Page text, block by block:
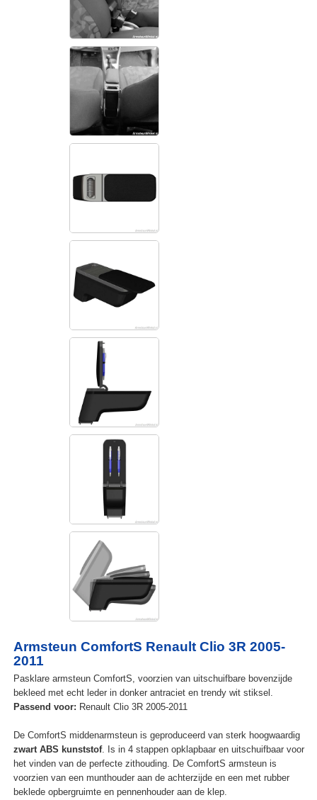
Armsteun ComfortS Renault Clio 3R 2005-
2011
Pasklare armsteun ComfortS, voorzien van uitschuifbare bovenzijde
bekleed met echt leder in donker antraciet en trendy wit stiksel.
Passend voor: Renault Clio 3R 2005-2011
De ComfortS middenarmsteun is geproduceerd van sterk hoogwaardig
zwart ABS kunststof. Is in 4 stappen opklapbaar en uitschuifbaar voor
het vinden van de perfecte zithouding. De ComfortS armsteun is
voorzien van een munthouder aan de achterzijde en een met rubber
beklede opbergruimte en pennenhouder aan de klep.